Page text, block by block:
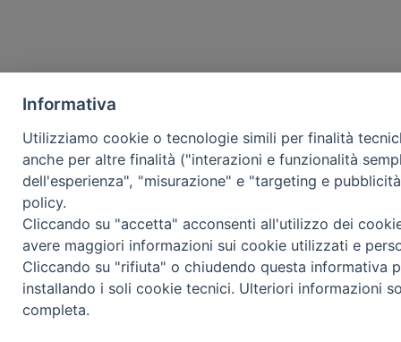
Informativa
Utilizziamo cookie o tecnologie simili per finalità
anche per altre finalità ("interazioni e funzionalità
dell'esperienza", "misurazione" e "targeting e
policy.
Cliccando su "accetta" acconsenti all'utilizzo dei
avere maggiori informazioni sui cookie utilizzati e
Cliccando su "rifiuta" o chiudendo questa informativa
installando i soli cookie tecnici. Ulteriori informazioni
completa.